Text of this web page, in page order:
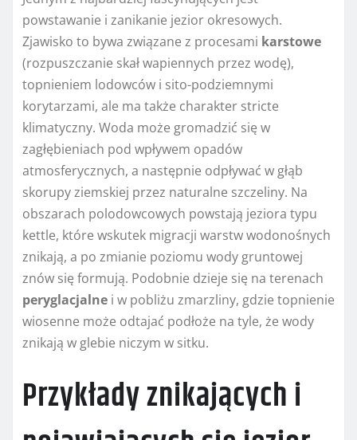
powstawanie i zanikanie jezior okresowych.
Zjawisko to bywa związane z procesami karstowe
(rozpuszczanie skał wapiennych przez wodę),
topnieniem lodowców i sito-podziemnymi
korytarzami, ale ma także charakter stricte
klimatyczny. Woda może gromadzić się w
zagłębieniach pod wpływem opadów
atmosferycznych, a następnie odpływać w głąb
skorupy ziemskiej przez naturalne szczeliny. Na
obszarach polodowcowych powstają jeziora typu
kettle, które wskutek migracji warstw wodonośnych
znikają, a po zmianie poziomu wody gruntowej
znów się formują. Podobnie dzieje się na terenach
peryglacjalne i w pobliżu zmarzliny, gdzie topnienie
wiosenne może odtajać podłoże na tyle, że wody
znikają w glebie niczym w sitku.
Przykłady znikających i